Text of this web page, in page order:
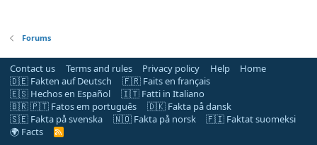
Forums
Contact us Terms and rules Privacy policy Help
Home
🇩🇪 Fakten auf Deutsch
🇫🇷 Faits en français
🇪🇸 Hechos en Español
🇮🇹 Fatti in Italiano
🇧🇷 🇵🇹 Fatos em português
🇩🇰 Fakta på dansk
🇸🇪 Fakta på svenska
🇳🇴 Fakta på norsk
🇫🇮 Faktat suomeksi
🌍 Facts
R